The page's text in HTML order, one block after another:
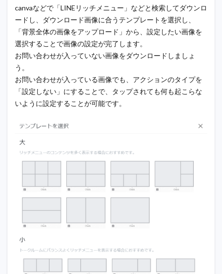
canvaなどで「LINEリッチメニュー」などと検索してダウンロ
ードし、ダウンロード画像に合うテンプレートを選択し、
「背景全体の画像をアップロード」から、設定したい画像を
選択することで画像の設定が完了します。
お問い合わせが入っていない画像をダウンロードしましょ
う。
お問い合わせが入っている画像でも、アクションのタイプを
「設定しない」にすることで、タップされても何も起こらな
いように設定することが可能です。